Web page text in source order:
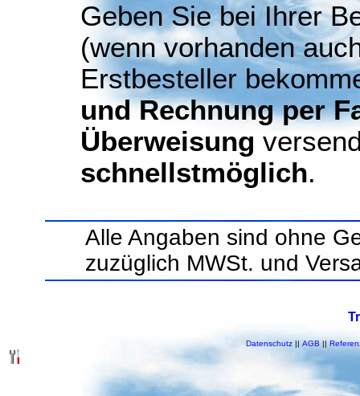
Geben Sie bei Ihrer
(wenn vorhanden
Erstbesteller
und Rechnung per
Überweisung
schnellstmöglich.
Alle Angaben sind ohne
zuzüglich MWSt. und
Datenschutz|| AGB||